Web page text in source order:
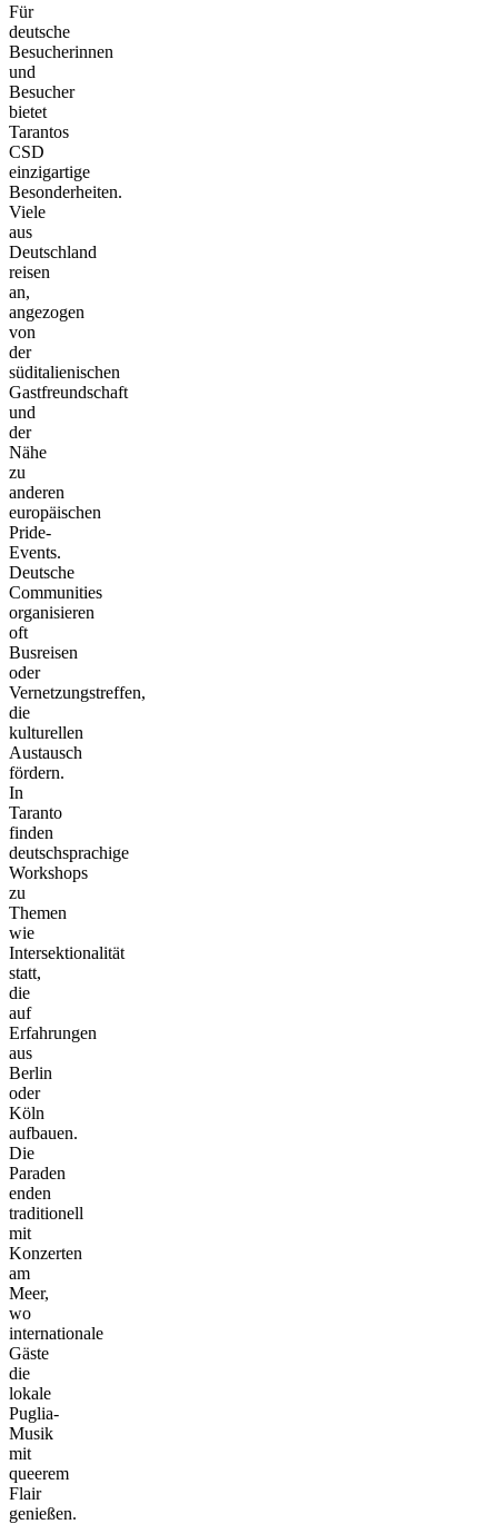
Für
deutsche
Besucherinnen
und
Besucher
bietet
Tarantos
CSD
einzigartige
Besonderheiten.
Viele
aus
Deutschland
reisen
an,
angezogen
von
der
süditalienischen
Gastfreundschaft
und
der
Nähe
zu
anderen
europäischen
Pride-
Events.
Deutsche
Communities
organisieren
oft
Busreisen
oder
Vernetzungstreffen,
die
kulturellen
Austausch
fördern.
In
Taranto
finden
deutschsprachige
Workshops
zu
Themen
wie
Intersektionalität
statt,
die
auf
Erfahrungen
aus
Berlin
oder
Köln
aufbauen.
Die
Paraden
enden
traditionell
mit
Konzerten
am
Meer,
wo
internationale
Gäste
die
lokale
Puglia-
Musik
mit
queerem
Flair
genießen.